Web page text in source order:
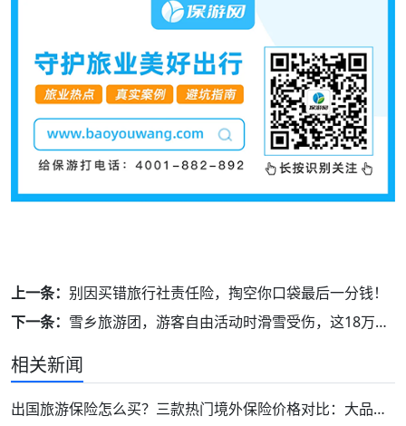
上一条： 别因买错旅行社责任险，掏空你口袋最后一分钱！
下一条： 雪乡旅游团，游客自由活动时滑雪受伤，这18万旅行社赔得冤吗？！
相关新闻
出国旅游保险怎么买？三款热门境外保险价格对比：大品牌！保障好！